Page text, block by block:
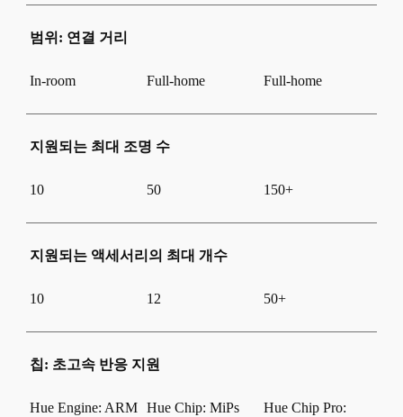
범위: 연결 거리
In-room Full-home Full-home
지원되는 최대 조명 수
10 50 150+
지원되는 액세서리의 최대 개수
10 12 50+
칩: 초고속 반응 지원
Hue Engine: ARM Hue Chip: MiPs
Hue Chip Pro: